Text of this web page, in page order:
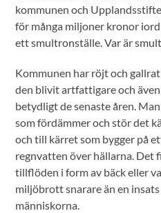
kommunen och
för många miljoner kronor
ett smultronställe. Var är
Kommunen har röjt och
den blivit artfattigare och
betydligt de senaste åren.
som fördämmer och stör det
och till kärret som bygger på
regnvatten över hällarna. Det
tillflöden i form av bäck eller
miljöbrott snarare än en
människorna.